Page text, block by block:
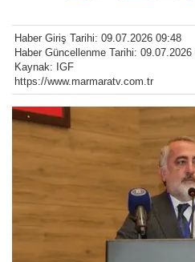
Haber Giriş Tarihi: 09.07.2026 09:48
Haber Güncellenme Tarihi: 09.07.2026
Kaynak: IGF
https://www.marmaratv.com.tr